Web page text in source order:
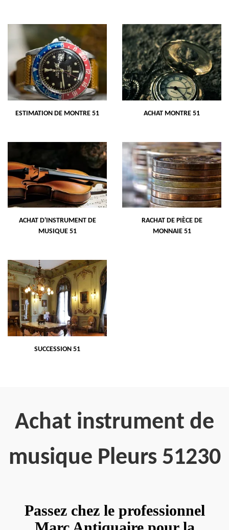
ESTIMATION DE MONTRE 51 ACHAT MONTRE 51
ACHAT D'INSTRUMENT DE
MUSIQUE 51
RACHAT DE PIÈCE DE
MONNAIE 51
SUCCESSION 51
Achat instrument de
musique Pleurs 51230
Passez chez le professionnel